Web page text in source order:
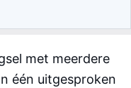
met meerdere
één uitgesproken